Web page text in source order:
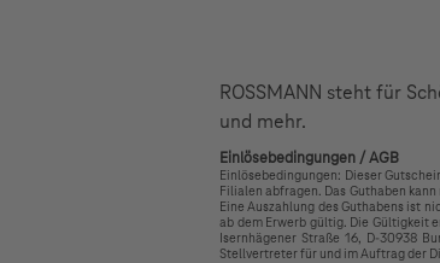
ROSSMANN steht für
und mehr.
Einlösebedingungen / AGB
Einlösebedingungen: Dieser
Filialen abfragen. Das Guthaben
Eine Auszahlung des Guthabens ist
ab dem Erwerb gültig. Die Gültigkeit
Isernhägener Straße 16, D-30938
Stellvertreter für und im Auftrag der